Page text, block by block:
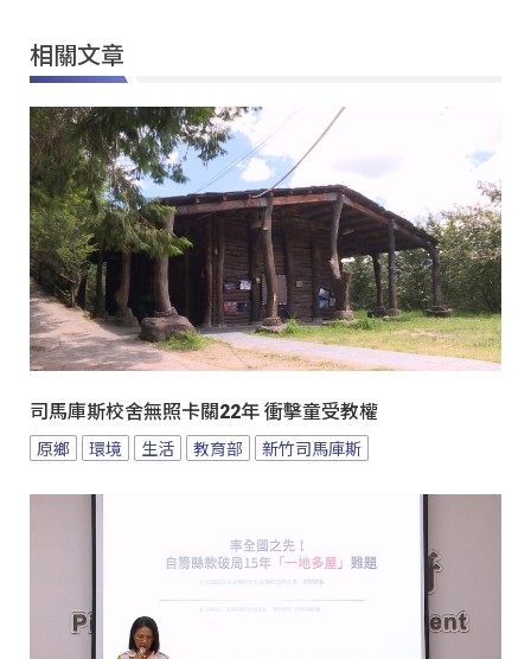
相關文章
司馬庫斯校舍無照卡關22年 衝擊童受教權
原鄉 環境 生活 教育部 新竹司馬庫斯